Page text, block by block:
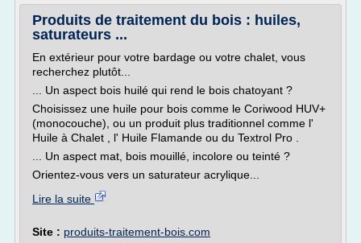
Produits de traitement du bois : huiles,
saturateurs ...
En extérieur pour votre bardage ou votre chalet, vous
recherchez plutôt...
... Un aspect bois huilé qui rend le bois chatoyant ?
Choisissez une huile pour bois comme le Coriwood HUV+
(monocouche), ou un produit plus traditionnel comme l'
Huile à Chalet , l' Huile Flamande ou du Textrol Pro .
... Un aspect mat, bois mouillé, incolore ou teinté ?
Orientez-vous vers un saturateur acrylique...
Lire la suite
Site : produits-traitement-bois.com